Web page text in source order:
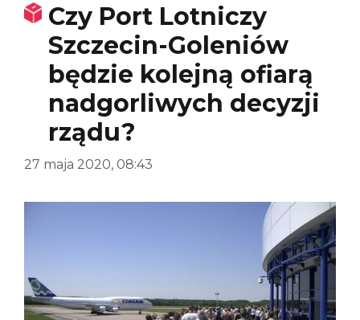
Czy Port Lotniczy
Szczecin-Goleniów
będzie kolejną ofiarą
nadgorliwych decyzji
rządu?
27 maja 2020, 08:43